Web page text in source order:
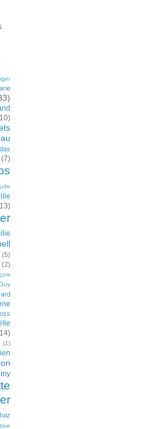
(7)
(5)
(2)
(1)